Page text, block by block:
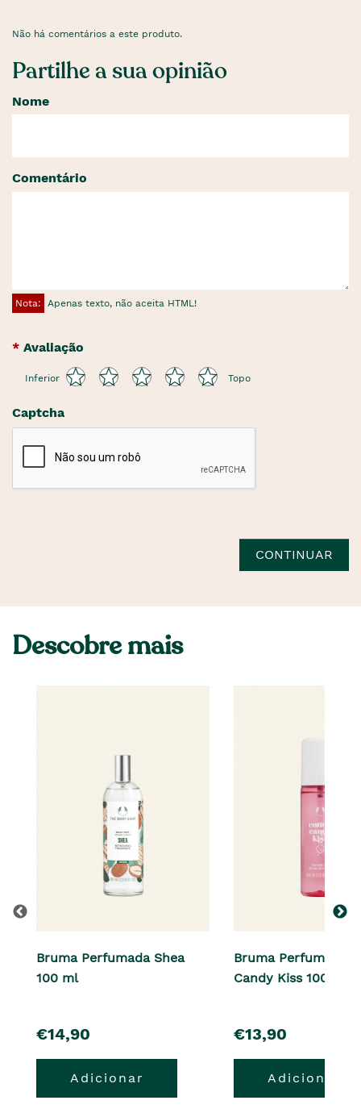
Não há comentários a este produto.
Partilhe a sua opinião
Nome
Comentário
Nota: Apenas texto, não aceita HTML!
Avaliação
Inferior Topo
Captcha
CONTINUAR
Descobre mais
Bruma Perfumada Shea
100 ml
pre�o
€14,90
Adicionar
Bruma Perfumada
Candy Kiss 100 ml
pre�o
€13,90
Adicionar